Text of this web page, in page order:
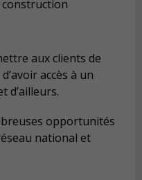
construction
aux clients de
accès à un
d’ailleurs.
opportunités
national et